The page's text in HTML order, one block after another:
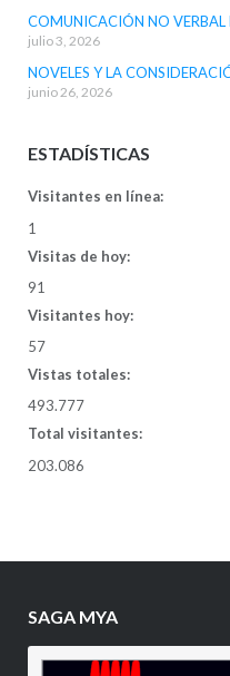
COMUNICACIÓN NO
julio 3, 2026
NOVELES Y LA
junio 26, 2026
ESTADÍSTICAS
Visitantes en línea:
1
Visitas de hoy:
91
Visitantes hoy:
57
Vistas totales:
493.777
Total visitantes:
203.086
SAGA MYA